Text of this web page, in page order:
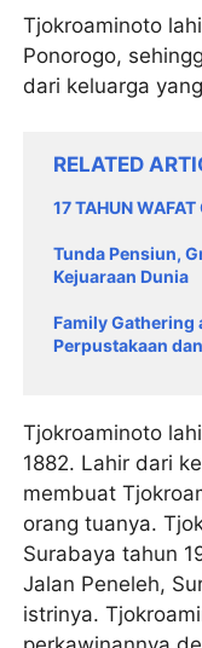
Tjokroaminoto
Ponorogo,
dari keluarga
RELATED
17 TAHUN
Tunda Pensiun,
Kejuaraan Dunia
Family Gathering
Perpustakaan
Tjokroaminoto
1882. Lahir dari
membuat
orang tuanya.
Surabaya tahun
Jalan Peneleh,
istrinya.